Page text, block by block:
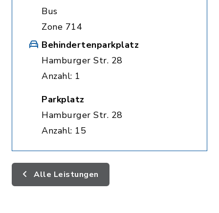
Bus
Zone 714
Behindertenparkplatz
Hamburger Str. 28
Anzahl: 1
Parkplatz
Hamburger Str. 28
Anzahl: 15
Alle Leistungen